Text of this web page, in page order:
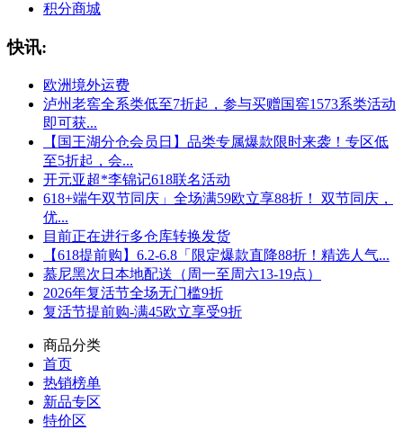
积分商城
快讯:
欧洲境外运费
泸州老窖全系类低至7折起，参与买赠国窖1573系类活动
即可获...
【国王湖分仓会员日】品类专属爆款限时来袭！专区低
至5折起，会...
开元亚超*李锦记618联名活动
618+端午双节同庆」全场满59欧立享88折！ 双节同庆，
优...
目前正在进行多仓库转换发货
【618提前购】6.2-6.8「限定爆款直降88折！精选人气...
慕尼黑次日本地配送（周一至周六13-19点）
2026年复活节全场无门槛9折
复活节提前购-满45欧立享受9折
商品分类
首页
热销榜单
新品专区
特价区